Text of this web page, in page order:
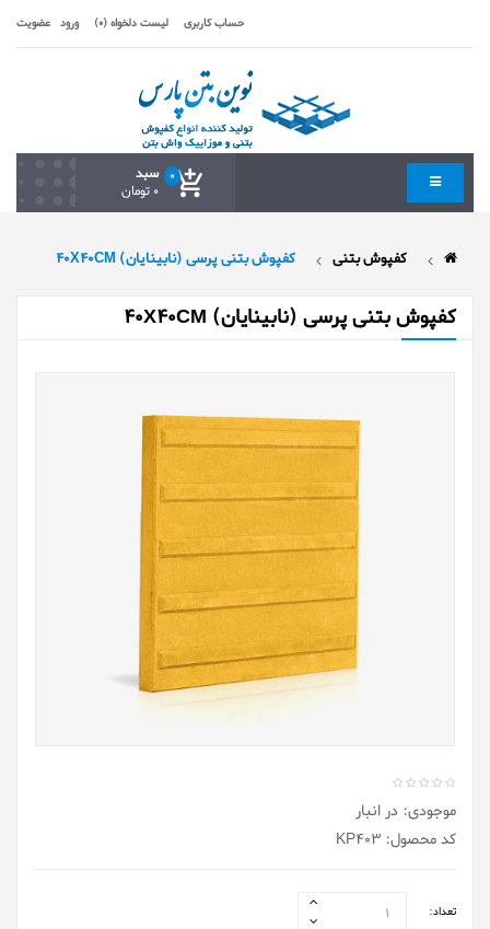
حساب کاربری لیست دلخواه (0) ورود عضویت
سبد 0
0 تومان
کفپوش بتنی کفپوش بتنی پرسی (نابینایان) 40X40CM
کفپوش بتنی پرسی (نابینایان) 40X40CM
موجودی: در انبار
کد محصول: KP403
تعداد: